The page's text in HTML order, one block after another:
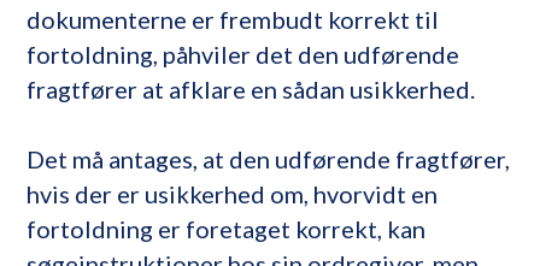
dokumenterne er frembudt korrekt til
fortoldning, påhviler det den udførende
fragtfører at afklare en sådan usikkerhed.
Det må antages, at den udførende fragtfører,
hvis der er usikkerhed om, hvorvidt en
fortoldning er foretaget korrekt, kan